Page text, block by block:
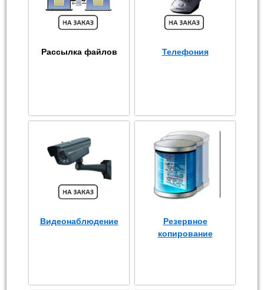
Рассылка файлов Телефония
Видеонаблюдение
Резервное
копирование